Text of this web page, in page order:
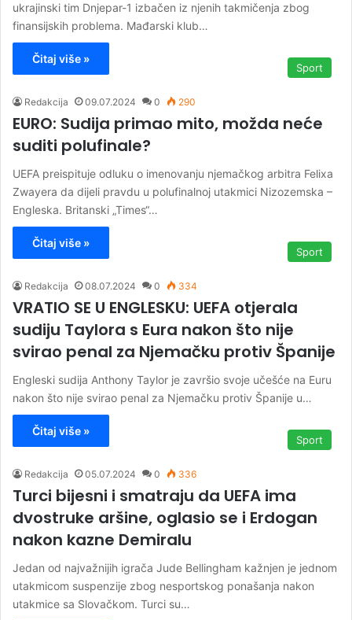
ukrajinski tim Dnjepar-1 izbačen iz njenih takmičenja zbog
finansijskih problema. Mađarski klub…
Čitaj više »
Sport
Redakcija 09.07.2024 0 290
EURO: Sudija primao mito, možda neće
suditi polufinale?
UEFA preispituje odluku o imenovanju njemačkog arbitra Felixa
Zwayera da dijeli pravdu u polufinalnoj utakmici Nizozemska –
Engleska. Britanski „Times“…
Čitaj više »
Sport
Redakcija 08.07.2024 0 334
VRATIO SE U ENGLESKU: UEFA otjerala
sudiju Taylora s Eura nakon što nije
svirao penal za Njemačku protiv Španije
Engleski sudija Anthony Taylor je završio svoje učešće na Euru
nakon što nije svirao penal za Njemačku protiv Španije u…
Čitaj više »
Sport
Redakcija 05.07.2024 0 336
Turci bijesni i smatraju da UEFA ima
dvostruke aršine, oglasio se i Erdogan
nakon kazne Demiralu
Jedan od najvažnijih igrača Jude Bellingham kažnjen je jednom
utakmicom suspenzije zbog nesportskog ponašanja nakon
utakmice sa Slovačkom. Turci su…